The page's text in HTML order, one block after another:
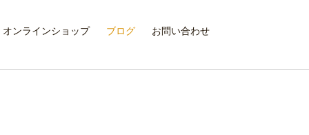
オンラインショップ ブログ お問い合わせ